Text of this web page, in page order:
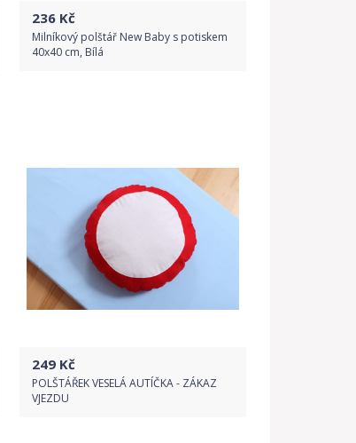
236 Kč
Milníkový polštář New Baby s potiskem
40x40 cm, Bílá
249 Kč
POLŠTÁŘEK VESELÁ AUTÍČKA - ZÁKAZ
VJEZDU